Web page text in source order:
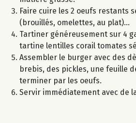
Faire cuire les 2 oeufs restants
(brouillés, omelettes, au plat)…
Tartiner généreusement sur 4
tartine lentilles corail tomates
Assembler le burger avec des
brebis, des pickles, une feuille
terminer par les oeufs.
Servir immédiatement avec de